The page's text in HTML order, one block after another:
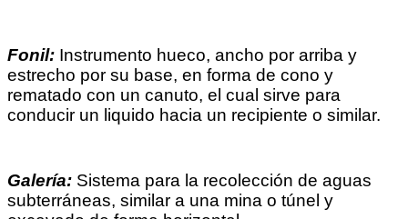
Fonil: Instrumento hueco, ancho por arriba y
estrecho por su base, en forma de cono y
rematado con un canuto, el cual sirve para
conducir un liquido hacia un recipiente o similar.
Galería: Sistema para la recolección de aguas
subterráneas, similar a una mina o túnel y